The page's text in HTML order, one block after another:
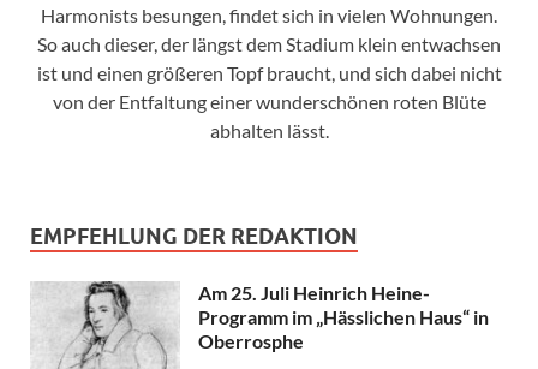
Harmonists besungen, findet sich in vielen Wohnungen.
So auch dieser, der längst dem Stadium klein entwachsen
ist und einen größeren Topf braucht, und sich dabei nicht
von der Entfaltung einer wunderschönen roten Blüte
abhalten lässt.
EMPFEHLUNG DER REDAKTION
Am 25. Juli Heinrich Heine-
Programm im „Hässlichen Haus“ in
Oberrosphe